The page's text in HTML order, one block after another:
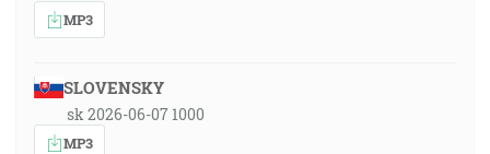
MP3
SLOVENSKY
sk 2026-06-07 1000
MP3